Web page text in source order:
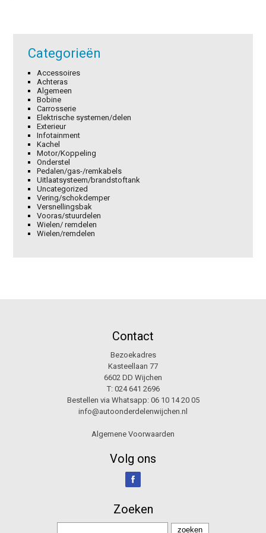
Categorieën
Accessoires
Achteras
Algemeen
Bobine
Carrosserie
Elektrische systemen/delen
Exterieur
Infotainment
Kachel
Motor/Koppeling
Onderstel
Pedalen/gas-/remkabels
Uitlaatsysteem/brandstoftank
Uncategorized
Vering/schokdemper
Versnellingsbak
Vooras/stuurdelen
Wielen/ remdelen
Wielen/remdelen
Contact
Bezoekadres
Kasteellaan 77
6602 DD Wijchen
T: 024 641 2696
Bestellen via Whatsapp: 06 10 14 20 05
info@autoonderdelenwijchen.nl
Algemene Voorwaarden
Volg ons
Zoeken